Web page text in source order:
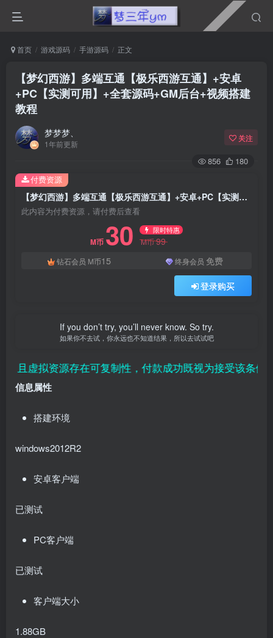
首页 游戏源码 手游源码 正文
【梦幻西游】多端互通【极乐西游互通】+安卓
+PC【实测可用】+全套源码+GM后台+视频搭建
教程
梦梦梦、
1年前更新
关注
856 180
【梦幻西游】多端互通【极乐西游互通】+安卓+PC【实测可用】+全套源码+GM后台+视频搭建教程
此内容为付费资源，请付费后查看
M币 30 限时特惠
M币99
钻石会员 M币15 终身会员 免费
登录购买
付费资源
If you don’t try, you’ll never know. So try.
如果你不去试，你永远也不知道结果，所以去试试吧
拟资源存在可复制性，付款成功既视为接受该条例，望
信息属性
搭建环境
windows2012R2
安卓客户端
已测试
PC客户端
已测试
客户端大小
1.88GB